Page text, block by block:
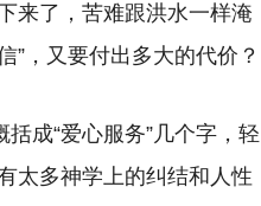
来了，苦难跟洪水一样淹
”，又要付出多大的代价？
成“爱心服务”几个字，轻
太多神学上的纠结和人性